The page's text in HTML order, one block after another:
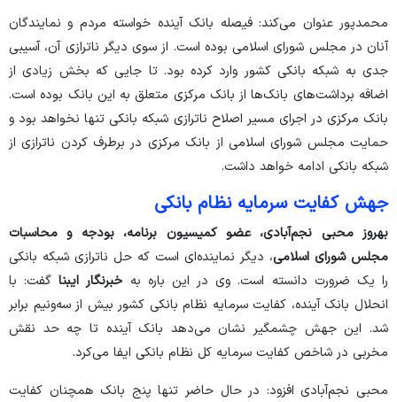
محمدپور عنوان می‌کند: فیصله بانک آینده خواسته مردم و نمایندگان
آنان در مجلس شورای اسلامی بوده است. از سوی دیگر ناترازی آن، آسیبی
جدی به شبکه بانکی کشور وارد کرده بود. تا جایی که بخش زیادی از
اضافه برداشت‌های بانک‌ها از بانک مرکزی متعلق به این بانک بوده است.
بانک مرکزی در اجرای مسیر اصلاح ناترازی شبکه بانکی تنها نخواهد بود و
حمایت مجلس شورای اسلامی از بانک مرکزی در برطرف کردن ناترازی از
شبکه بانکی ادامه خواهد داشت.
جهش کفایت سرمایه نظام بانکی
بهروز محبی نجم‌آبادی، عضو کمیسیون برنامه، بودجه و محاسبات
مجلس شورای اسلامی، دیگر نماینده‌ای است که حل ناترازی شبکه بانکی
را یک ضرورت دانسته است. وی در این باره به خبرنگار ایبنا گفت: با
انحلال بانک آینده، کفایت سرمایه نظام بانکی کشور بیش از سه‌ونیم برابر
شد. این جهش چشمگیر نشان می‌دهد بانک آینده تا چه حد نقش
مخربی در شاخص کفایت سرمایه کل نظام بانکی ایفا می‌کرد.
محبی نجم‌آبادی افزود: در حال حاضر تنها پنج بانک همچنان کفایت